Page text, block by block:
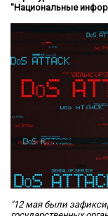
"Национальные
"12 мая были